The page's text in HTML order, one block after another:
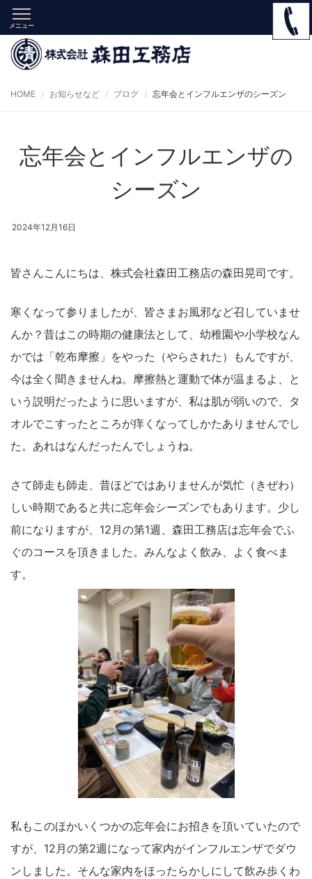
メニュー
HOME お知らせなど ブログ 忘年会とインフルエンザのシーズン
忘年会とインフルエンザの
シーズン
2024年12月16日
皆さんこんにちは、株式会社森田工務店の森田晃司です。
寒くなって参りましたが、皆さまお風邪など召していませ
んか？昔はこの時期の健康法として、幼稚園や小学校なん
かでは「乾布摩擦」をやった（やらされた）もんですが、
今は全く聞きませんね。摩擦熱と運動で体が温まるよ、と
いう説明だったように思いますが、私は肌が弱いので、タ
オルでこすったところが痒くなってしかたありませんでし
た。あれはなんだったんでしょうね。
さて師走も師走、昔ほどではありませんが気忙（きぜわ）
しい時期であると共に忘年会シーズンでもあります。少し
前になりますが、12月の第1週、森田工務店は忘年会でふ
ぐのコースを頂きました。みんなよく飲み、よく食べま
す。
私もこのほかいくつかの忘年会にお招きを頂いていたので
すが、12月の第2週になって家内がインフルエンザでダウ
ンしました。そんな家内をほったらかしにして飲み歩くわ